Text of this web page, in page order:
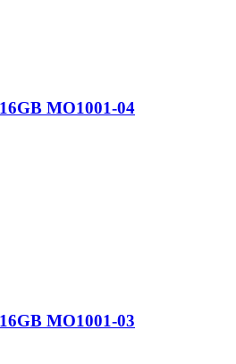
MO1001-04
MO1001-03